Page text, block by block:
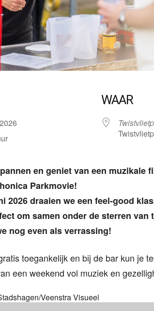
WAAR
en geniet van een muzikale
Parkmovie!
2026 draaien we een feel-good
om samen onder de sterren van
nog even als verrassing!
toegankelijk en bij de bar kun je
een weekend vol muziek en
Veenstra Visueel